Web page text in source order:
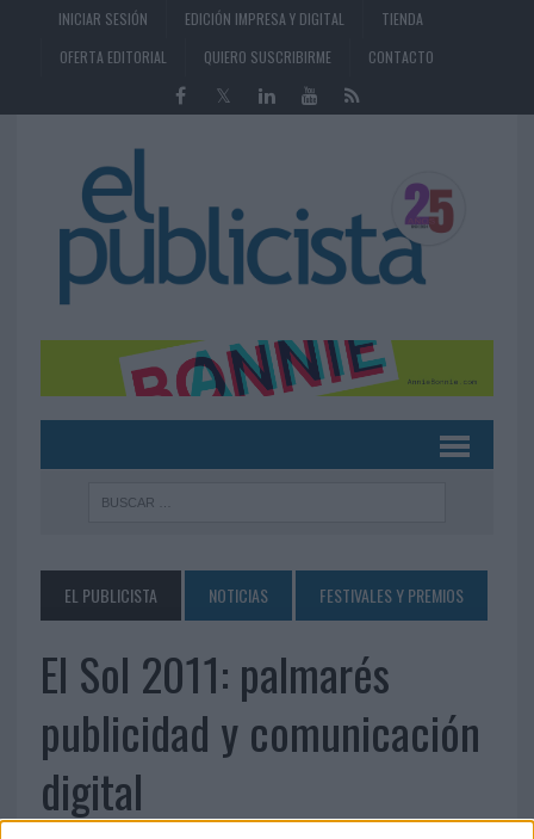
INICIAR SESIÓN EDICIÓN IMPRESA Y DIGITAL
TIENDA
OFERTA EDITORIAL
QUIERO SUSCRIBIRME CONTACTO
EL PUBLICISTA NOTICIAS FESTIVALES Y PREMIOS
El Sol 2011: palmarés
publicidad y comunicación
digital